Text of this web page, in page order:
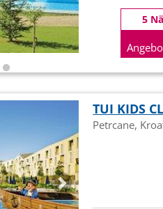
5
TUI KIDS
Petrcane,